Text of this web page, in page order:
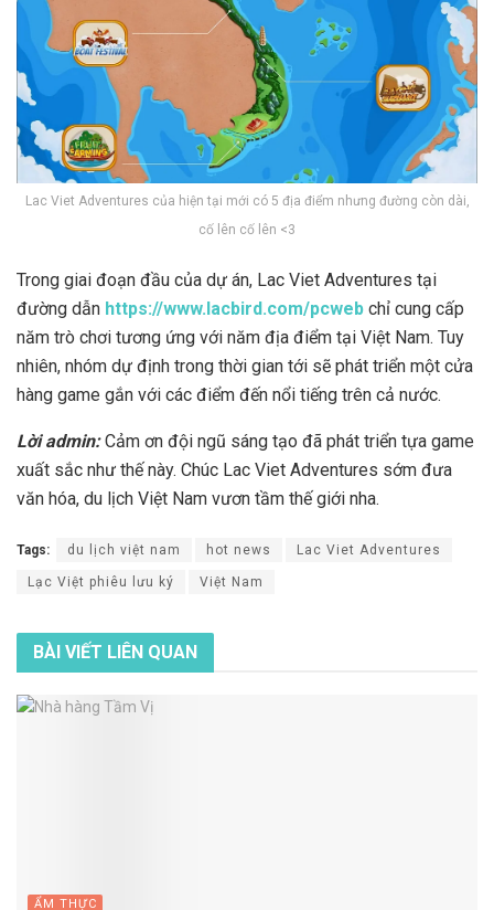
Lac Viet Adventures của hiện tại mới có 5 địa điểm nhưng đường còn dài,
cố lên cố lên <3
Trong giai đoạn đầu của dự án, Lac Viet Adventures tại
đường dẫn https://www.lacbird.com/pcweb chỉ cung cấp
năm trò chơi tương ứng với năm địa điểm tại Việt Nam. Tuy
nhiên, nhóm dự định trong thời gian tới sẽ phát triển một cửa
hàng game gắn với các điểm đến nổi tiếng trên cả nước.
Lời admin: Cảm ơn đội ngũ sáng tạo đã phát triển tựa game
xuất sắc như thế này. Chúc Lac Viet Adventures sớm đưa
văn hóa, du lịch Việt Nam vươn tầm thế giới nha.
Tags: du lịch việt nam hot news Lac Viet Adventures
Lạc Việt phiêu lưu ký Việt Nam
BÀI VIẾT LIÊN QUAN
ẨM THỰC